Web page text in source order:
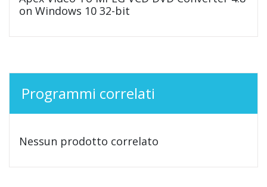
on Windows 10 32-bit
Programmi correlati
Nessun prodotto correlato